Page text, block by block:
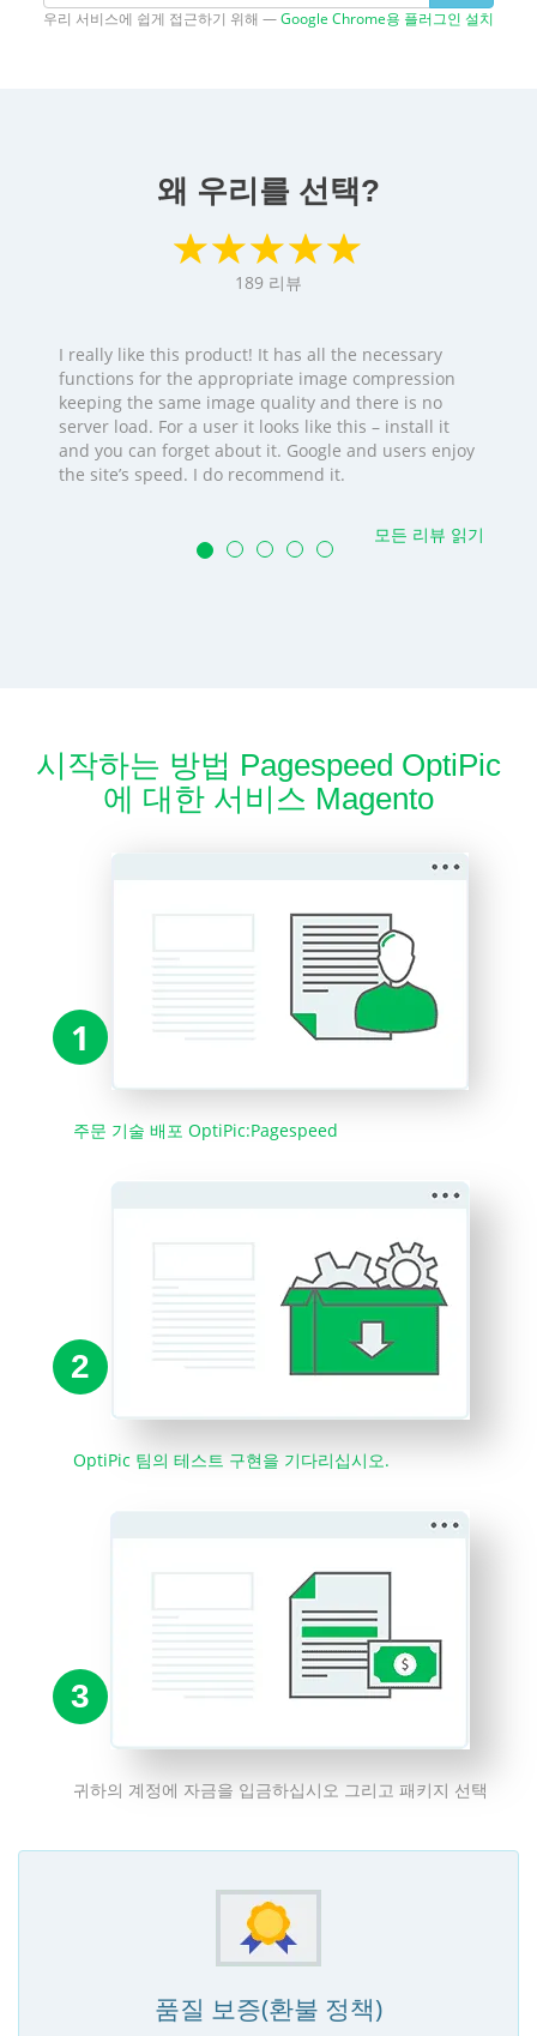
우리 서비스에 쉽게 접근하기 위해 —Google Chrome용 플러그인 설치
왜 우리를 선택?
189 리뷰
I really like this product! It has all the necessary
functions for the appropriate image compression
keeping the same image quality and there is no
server load. For a user it looks like this – install it
and you can forget about it. Google and users enjoy
the site’s speed. I do recommend it.
모든 리뷰 읽기
시작하는 방법 Pagespeed OptiPic
에 대한 서비스 Magento
1
주문 기술 배포 OptiPic:Pagespeed
2
OptiPic 팀의 테스트 구현을 기다리십시오.
3
귀하의 계정에 자금을 입금하십시오 그리고 패키지 선택
품질 보증(환불 정책)